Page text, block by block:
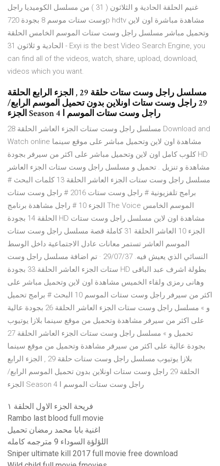
غنيم الحلقة الحادية و الثلاثون ( 31 ) من مسلسل الكوميديا راجل
وست ستات موسم 8 بجودة 720p hdtv مشاهدة مباشرة اون لاين
وتحميل مباشر مسلسل راجل وست ستات الموسم الخامس الحلقة
الحادية و ثلاثون 31 - Exyi is the best Video Search Engine, you
can find all of the videos, watch, share, upload, download,
videos which you want.
مسلسل راجل وست ستات حلقة 29 , الجزء الرابع الحلقة
29 راجل وست ستات اونلاين بدون تحميل الموسم الرابع/
الجزء Season 4 راجل وست ستات الموسم ا
مسلسل راجل وست ستات الجزء العاشر الحلقة 28 Download and
Watch online مشاهدة اون لاين وتحميل مباشر على موقع سينما
كلوب كامل اون لاين وتحميل مباشر على اكثر من سيرفر بجودة HD
مشاهدة و تنزيل . تحميل و مسلسل راجل وست ستات الجزء العاشر
مسلسل راجل وست ستات الجزء العاشر الحلقة 13 كلمات البحث #
برامج تلفزيونية # راجل وست ستات 2016 # راجل وست ستات
الجزء 10 # راجل مشاهدة برنامج The Voice الموسم الخامس
الحلقة 14 بجودة HD مشاهدة اون لاين مسلسل راجل وست ستات
الجزء 10 العاشر الحلقة 31 كاملة قصة مسلسل راجل وست ستات
الموسم العاشر تستمر معانات عادل الاجتماعية داخل الوسط
النسائي الذي يعيش فيه. 29/07/37 · تم اضافة مسلسل راجل وست
ستات الجزء العاشر الحلقة 33 بجودة HD بطولة اشرف عبد الباقى
وهانى رمزى ولقاء الخميس مشاهدة اون لاين وتحميل مباشر على
اكثر من سيرفر راجل وست ستات الموسم 10 البحث # برامج تحميل
و » مسلسل راجل وست ستات الجزء العاشر الحلقة 26 بجودة عالية
على اكثر من سيرفر مشاهدة وتحميل من موقع سينما بلازا يوتيوب
تحميل و » مسلسل راجل وست ستات الجزء العاشر الحلقة 27
بجودة عالية على اكثر من سيرفر مشاهدة وتحميل من موقع سينما
بلازا يوتيوب مسلسل راجل وست ستات حلقة 29 , الجزء الرابع
الحلقة 29 راجل وست ستات اونلاين بدون تحميل الموسم الرابع/
الجزء Season 4 راجل وست ستات الموسم ا
فريحة الجزء الاول الحلقة ١
Rambo last blood full movie
اغنية بابا محمد رمضان تحميل
اللؤلؤة السوداء 9 مترجمه كامله
Sniper ultimate kill 2017 full movie free download